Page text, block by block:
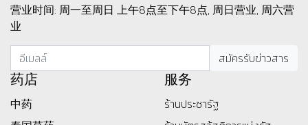
营业时间: 周一至周日 上午8点至下午8点, 周日营业, 周六营
业
药店
中药
服务
ร้านประชารัฐ